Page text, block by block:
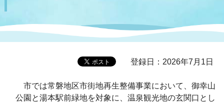
登録日：2026年7月1日
市では常磐地区市街地再生整備事業において、御幸山
公園と湯本駅前緑地を対象に、温泉観光地の玄関口とし